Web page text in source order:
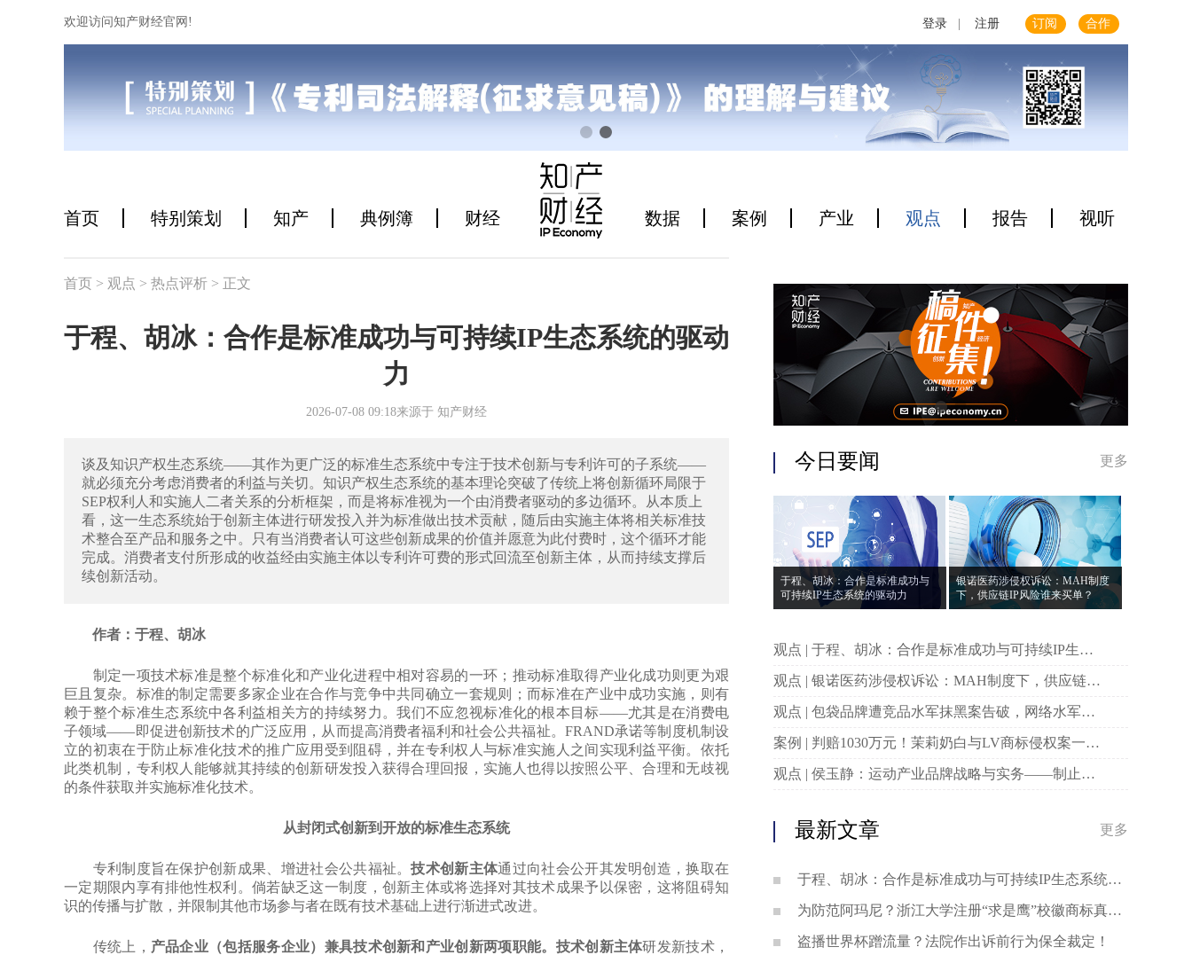
欢迎访问知产财经官网! 登录 注册 订阅 合作
首页 特别策划 知产 典例簿 财经 数据 案例 产业 观点 报告 视听
首页 > 观点 > 热点评析 > 正文
于程、胡冰：合作是标准成功与可持续IP生态系统的驱动
力
2026-07-08 09:18来源于 知产财经
谈及知识产权生态系统——其作为更广泛的标准生态系统中专注于技术创新与专利许可的子系统——
就必须充分考虑消费者的利益与关切。知识产权生态系统的基本理论突破了传统上将创新循环局限于
SEP权利人和实施人二者关系的分析框架，而是将标准视为一个由消费者驱动的多边循环。从本质上
看，这一生态系统始于创新主体进行研发投入并为标准做出技术贡献，随后由实施主体将相关标准技
术整合至产品和服务之中。只有当消费者认可这些创新成果的价值并愿意为此付费时，这个循环才能
完成。消费者支付所形成的收益经由实施主体以专利许可费的形式回流至创新主体，从而持续支撑后
续创新活动。
作者：于程、胡冰
制定一项技术标准是整个标准化和产业化进程中相对容易的一环；推动标准取得产业化成功则更为艰
巨且复杂。标准的制定需要多家企业在合作与竞争中共同确立一套规则；而标准在产业中成功实施，则有
赖于整个标准生态系统中各利益相关方的持续努力。我们不应忽视标准化的根本目标——尤其是在消费电
子领域——即促进创新技术的广泛应用，从而提高消费者福利和社会公共福祉。FRAND承诺等制度机制设
立的初衷在于防止标准化技术的推广应用受到阻碍，并在专利权人与标准实施人之间实现利益平衡。依托
此类机制，专利权人能够就其持续的创新研发投入获得合理回报，实施人也得以按照公平、合理和无歧视
的条件获取并实施标准化技术。
从封闭式创新到开放的标准生态系统
专利制度旨在保护创新成果、增进社会公共福祉。技术创新主体通过向社会公开其发明创造，换取在
一定期限内享有排他性权利。倘若缺乏这一制度，创新主体或将选择对其技术成果予以保密，这将阻碍知
识的传播与扩散，并限制其他市场参与者在既有技术基础上进行渐进式改进。
传统上， 产品企业（包括服务企业）兼具技术创新和产业创新两项职能。技术创新主体研发新技术，
今日要闻 更多
于程、胡冰：合作是标准成功与
可持续IP生态系统的驱动力
银诺医药涉侵权诉讼：MAH制度
下，供应链IP风险谁来买单？
观点 | 于程、胡冰：合作是标准成功与可持续IP生态
系统的驱动力
观点 | 银诺医药涉侵权诉讼：MAH制度下，供应链IP
风险谁来买单？
观点 | 包袋品牌遭竞品水军抹黑案告破，网络水军如
何演变为涉企黑产链条？
案例 | 判赔1030万元！茉莉奶白与LV商标侵权案一审
败诉
观点 | 侯玉静：运动产业品牌战略与实务——制止仿
最新文章 更多
于程、胡冰：合作是标准成功与可持续IP生态系统的
驱动力
为防范阿玛尼？浙江大学注册“求是鹰”校徽商标真相
是→
盗播世界杯蹭流量？法院作出诉前行为保全裁定！